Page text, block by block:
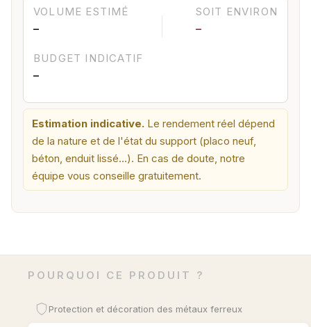
VOLUME ESTIMÉ
—
SOIT ENVIRON
—
BUDGET INDICATIF
—
Estimation indicative. Le rendement réel dépend
de la nature et de l'état du support (placo neuf,
béton, enduit lissé…). En cas de doute, notre
équipe vous conseille gratuitement.
POURQUOI CE PRODUIT ?
Protection et décoration des métaux ferreux